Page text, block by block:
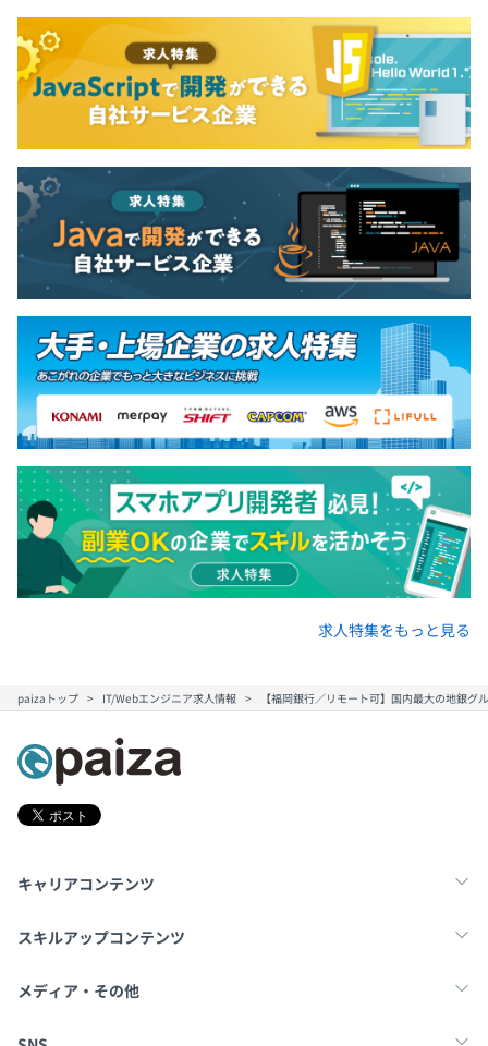
求人特集をもっと見る
paizaトップ IT/Webエンジニア求人情報 【福岡銀行／リモート可】国内最大の地銀
キャリアコンテンツ
転職・キャリア
スキルアップコンテンツ
学習
メディア・その他